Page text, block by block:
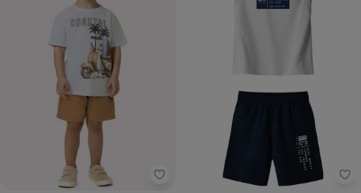
Kyly - Conjunto Infantil Menino